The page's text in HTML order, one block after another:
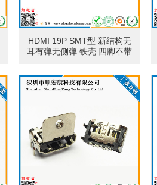
HDMI 19P SMT型 新结构无
耳有弹无侧弹 铁壳 四脚不带